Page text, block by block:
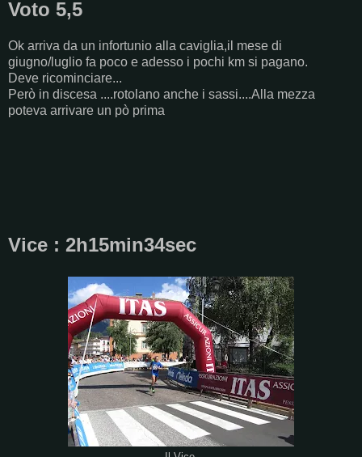
Voto 5,5
Ok arriva da un infortunio alla caviglia,il mese di
giugno/luglio fa poco e adesso i pochi km si pagano.
Deve ricominciare...
Però in discesa ....rotolano anche i sassi....Alla mezza
poteva arrivare un pò prima
Vice : 2h15min34sec